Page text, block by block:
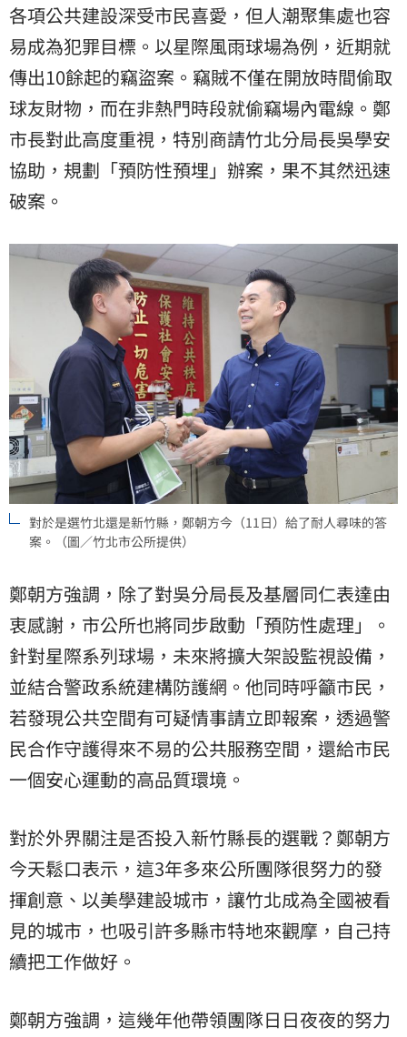
各項公共建設深受市民喜愛，但人潮聚集處也容
易成為犯罪目標。以星際風雨球場為例，近期就
傳出10餘起的竊盜案。竊賊不僅在開放時間偷取
球友財物，而在非熱門時段就偷竊場內電線。鄭
市長對此高度重視，特別商請竹北分局長吳學安
協助，規劃「預防性預埋」辦案，果不其然迅速
破案。
對於是選竹北還是新竹縣，鄭朝方今（11日）給了耐人尋味的答
案。（圖／竹北市公所提供）
​鄭朝方強調，除了對吳分局長及基層同仁表達由
衷感謝，市公所也將同步啟動「預防性處理」。
針對星際系列球場，未來將擴大架設監視設備，
並結合警政系統建構防護網。他同時呼籲市民，
若發現公共空間有可疑情事請立即報案，透過警
民合作守護得來不易的公共服務空間，還給市民
一個安心運動的高品質環境。
對於外界關注是否投入新竹縣長的選戰？鄭朝方
今天鬆口表示，這3年多來公所團隊很努力的發
揮創意、以美學建設城市，讓竹北成為全國被看
見的城市，也吸引許多縣市特地來觀摩，自己持
續把工作做好。
鄭朝方強調，這幾年他帶領團隊日日夜夜的努力